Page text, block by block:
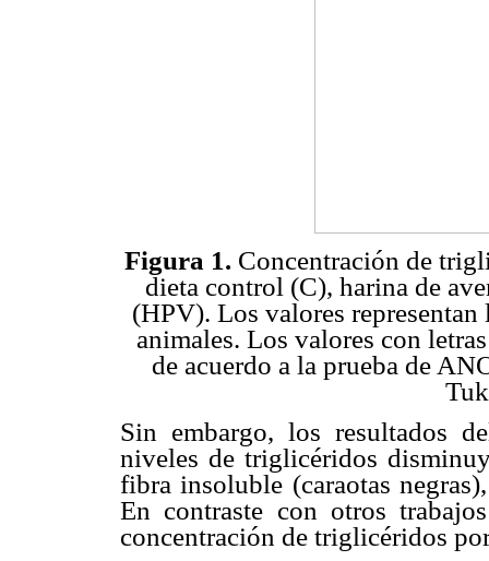
Figura 1. Concentración de
dieta control (C), harina de
(HPV). Los valores
animales. Los valores con
de acuerdo a la prueba de
Sin embargo, los resultados
niveles de triglicéridos
fibra insoluble (caraotas
En contraste con otros
concentración de triglicéridos